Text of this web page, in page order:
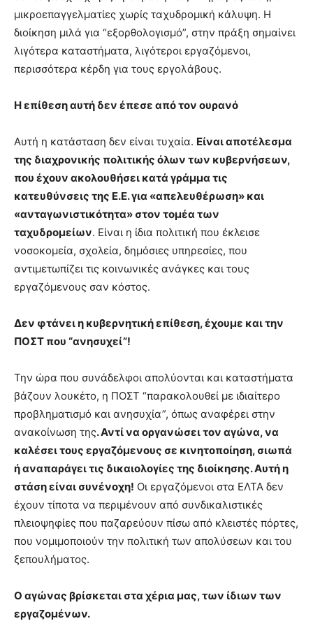
μικροεπαγγελματίες χωρίς ταχυδρομική κάλυψη. Η
διοίκηση μιλά για “εξορθολογισμό”, στην πράξη σημαίνει
λιγότερα καταστήματα, λιγότεροι εργαζόμενοι,
περισσότερα κέρδη για τους εργολάβους.
Η επίθεση αυτή δεν έπεσε από τον ουρανό
Αυτή η κατάσταση δεν είναι τυχαία. Είναι αποτέλεσμα
της διαχρονικής πολιτικής όλων των κυβερνήσεων,
που έχουν ακολουθήσει κατά γράμμα τις
κατευθύνσεις της Ε.Ε. για «απελευθέρωση» και
«ανταγωνιστικότητα» στον τομέα των
ταχυδρομείων. Είναι η ίδια πολιτική που έκλεισε
νοσοκομεία, σχολεία, δημόσιες υπηρεσίες, που
αντιμετωπίζει τις κοινωνικές ανάγκες και τους
εργαζόμενους σαν κόστος.
Δεν φτάνει η κυβερνητική επίθεση, έχουμε και την
ΠΟΣΤ που “ανησυχεί”!
Την ώρα που συνάδελφοι απολύονται και καταστήματα
βάζουν λουκέτο, η ΠΟΣΤ “παρακολουθεί με ιδιαίτερο
προβληματισμό και ανησυχία”, όπως αναφέρει στην
ανακοίνωση της. Αντί να οργανώσει τον αγώνα, να
καλέσει τους εργαζόμενους σε κινητοποίηση, σιωπά
ή αναπαράγει τις δικαιολογίες της διοίκησης. Αυτή η
στάση είναι συνένοχη! Οι εργαζόμενοι στα ΕΛΤΑ δεν
έχουν τίποτα να περιμένουν από συνδικαλιστικές
πλειοψηφίες που παζαρεύουν πίσω από κλειστές πόρτες,
που νομιμοποιούν την πολιτική των απολύσεων και του
ξεπουλήματος.
Ο αγώνας βρίσκεται στα χέρια μας, των ίδιων των
εργαζομένων.